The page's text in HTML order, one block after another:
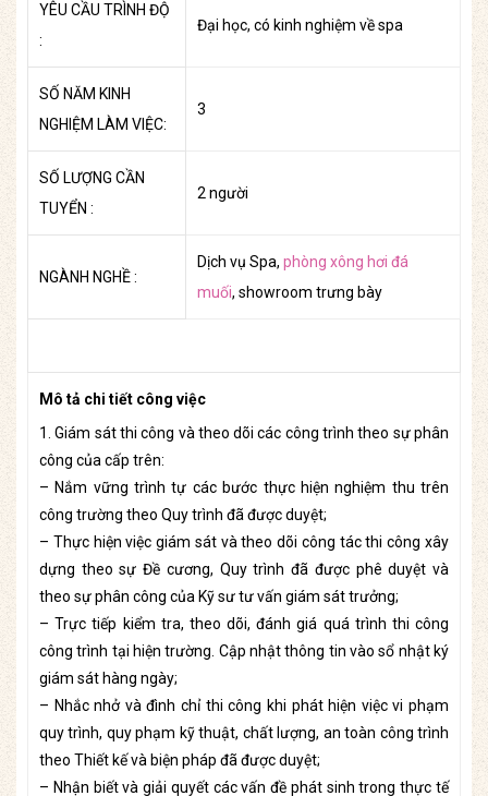
YÊU CẦU TRÌNH ĐỘ
:
Đại học, có kinh nghiệm về spa
SỐ NĂM KINH
NGHIỆM LÀM VIỆC:
3
SỐ LƯỢNG CẦN
TUYỂN :
2 người
NGÀNH NGHỀ :
Dịch vụ Spa, phòng xông hơi đá
muối, showroom trưng bày
Mô tả chi tiết công việc
1. Giám sát thi công và theo dõi các công trình theo sự phân
công của cấp trên:
– Nắm vững trình tự các bước thực hiện nghiệm thu trên
công trường theo Quy trình đã được duyệt;
– Thực hiện việc giám sát và theo dõi công tác thi công xây
dựng theo sự Đề cương, Quy trình đã được phê duyệt và
theo sự phân công của Kỹ sư tư vấn giám sát trưởng;
– Trực tiếp kiểm tra, theo dõi, đánh giá quá trình thi công
công trình tại hiện trường. Cập nhật thông tin vào sổ nhật ký
giám sát hàng ngày;
– Nhắc nhở và đình chỉ thi công khi phát hiện việc vi phạm
quy trình, quy phạm kỹ thuật, chất lượng, an toàn công trình
theo Thiết kế và biện pháp đã được duyệt;
– Nhận biết và giải quyết các vấn đề phát sinh trong thực tế